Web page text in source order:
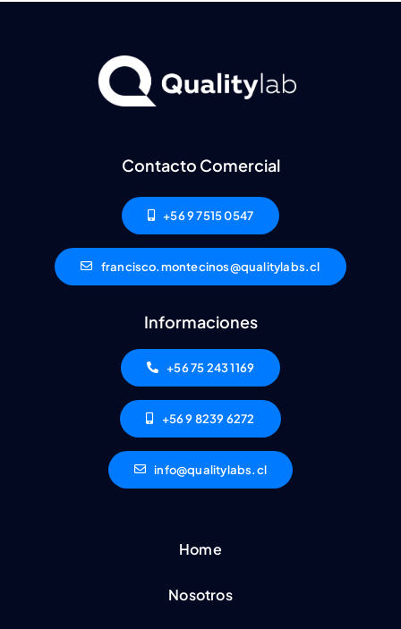
Contacto Comercial
+56 9 7515 0547
francisco.montecinos@qualitylabs.cl
Informaciones
+56 75 243 1169
+56 9 8239 6272
info@qualitylabs.cl
Home
Nosotros